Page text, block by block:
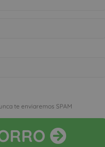
te enviaremos SPAM